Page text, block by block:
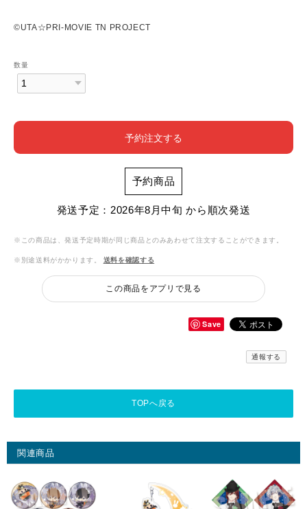
©UTA☆PRI-MOVIE TN PROJECT
数量
予約注文する
予約商品
発送予定：2026年8月中旬 から順次発送
※この商品は、発送予定時期が同じ商品とのみあわせて注文することができます。
※別途送料がかかります。 送料を確認する
この商品をアプリで見る
Save
通報する
TOPへ戻る
関連商品